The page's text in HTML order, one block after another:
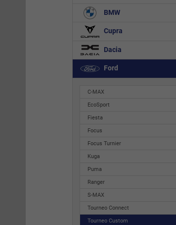
BMW
Cupra
Dacia
Ford
C-MAX
EcoSport
Fiesta
Focus
Focus Turnier
Kuga
Puma
Ranger
S-MAX
Tourneo Connect
Tourneo Custom